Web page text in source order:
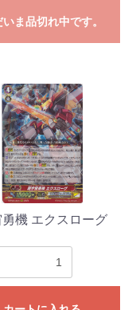
いま品切れ中です。
機 エクスローグ